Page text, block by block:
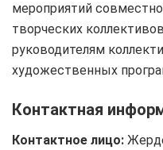
мероприятий
творческих
руководителям
художественных
Контактная
Контактное лицо: